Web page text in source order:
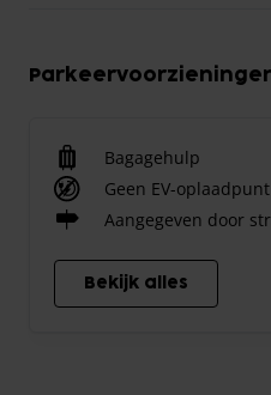
Bagagehulp
Geen EV-oplaadpunt
Aangegeven door
Bekijk alles